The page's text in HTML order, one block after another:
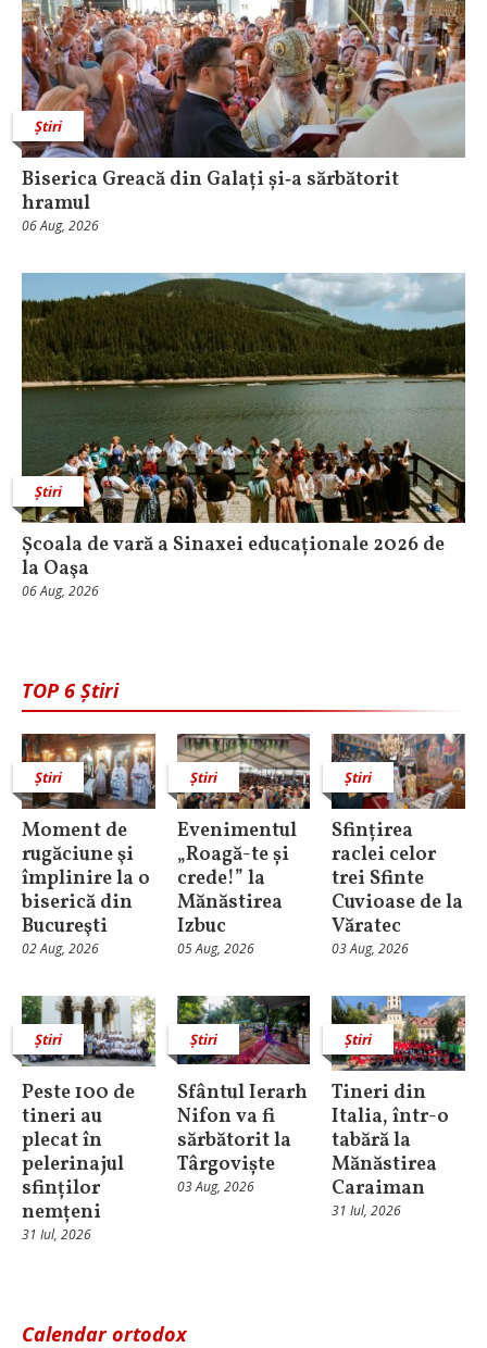
Știri
Biserica Greacă din Galați și‑a sărbătorit
hramul
06 Aug, 2026
Știri
Școala de vară a Sinaxei educaționale 2026 de
la Oaşa
06 Aug, 2026
TOP 6 Știri
Știri
Moment de
rugăciune şi
împlinire la o
biserică din
Bucureşti
02 Aug, 2026
Știri
Evenimentul
„Roagă-te și
crede!” la
Mănăstirea
Izbuc
05 Aug, 2026
Știri
Sfințirea
raclei celor
trei Sfinte
Cuvioase de la
Văratec
03 Aug, 2026
Știri
Peste 100 de
tineri au
plecat în
pelerinajul
sfinților
nemțeni
31 Iul, 2026
Știri
Sfântul Ierarh
Nifon va fi
sărbătorit la
Târgoviște
03 Aug, 2026
Știri
Tineri din
Italia, într-o
tabără la
Mănăstirea
Caraiman
31 Iul, 2026
Calendar ortodox